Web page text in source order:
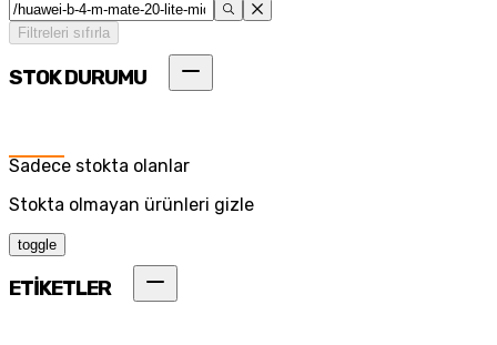
Filtreleri sıfırla
STOK DURUMU
Sadece stokta olanlar
Stokta olmayan ürünleri gizle
toggle
ETİKETLER